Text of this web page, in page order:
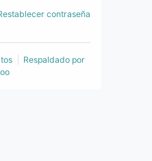
contraseña
Respaldado por